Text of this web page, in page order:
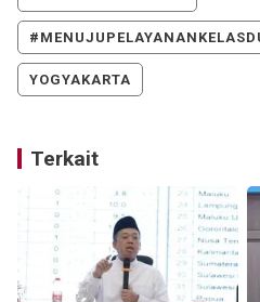
YOGYAKARTA
Terkait